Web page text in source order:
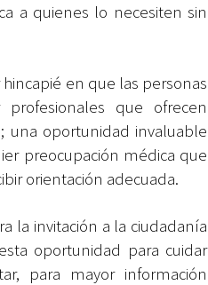
a quienes lo necesiten sin
en que las personas
que ofrecen
una oportunidad invaluable
preocupación médica que
orientación adecuada.
la invitación a la ciudadanía
oportunidad para cuidar
para mayor información